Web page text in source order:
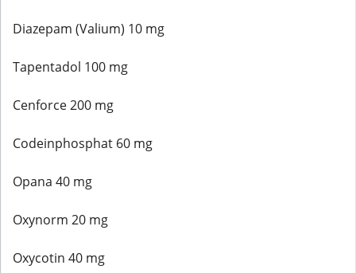
Diazepam (Valium) 10 mg
Tapentadol 100 mg
Cenforce 200 mg
Codeinphosphat 60 mg
Opana 40 mg
Oxynorm 20 mg
Oxycotin 40 mg